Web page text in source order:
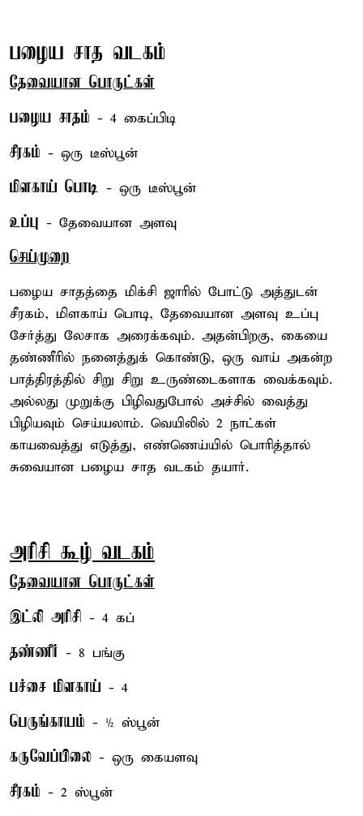
பழைய சாத வடகம்
தேவையான பொருட்கள்
பழைய சாதம் - 4 கைப்பிடி
சீரகம் - ஒரு டீஸ்பூன்
மிளகாய் பொடி - ஒரு டீஸ்பூன்
உப்பு - தேவையான அளவு
செய்முறை
பழைய சாதத்தை மிக்சி ஜாரில் போட்டு அத்துடன்
சீரகம், மிளகாய் பொடி, தேவையான அளவு உப்பு
சேர்த்து லேசாக அரைக்கவும். அதன்பிறகு, கையை
தண்ணீரில் நனைத்துக் கொண்டு, ஒரு வாய் அகன்ற
பாத்திரத்தில் சிறு சிறு உருண்டைகளாக வைக்கவும்.
அல்லது முறுக்கு பிழிவதுபோல் அச்சில் வைத்து
பிழியவும் செய்யலாம். வெயிலில் 2 நாட்கள்
காயவைத்து எடுத்து, எண்ணெய்யில் பொரித்தால்
சுவையான பழைய சாத வடகம் தயார்.
அரிசி கூழ் வடகம்
தேவையான பொருட்கள்
இட்லி அரிசி - 4 கப்
தண்ணீர் - 8 பங்கு
பச்சை மிளகாய் - 4
பெருங்காயம் - ½ ஸ்பூன்
கருவேப்பிலை - ஒரு கையளவு
சீரகம் - 2 ஸ்பூன்